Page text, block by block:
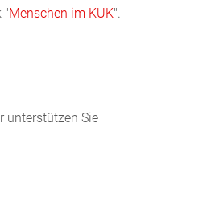
"Menschen im KUK".
unterstützen Sie